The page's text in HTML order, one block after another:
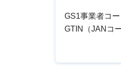
GS1事業者コ
GTIN（JANコ